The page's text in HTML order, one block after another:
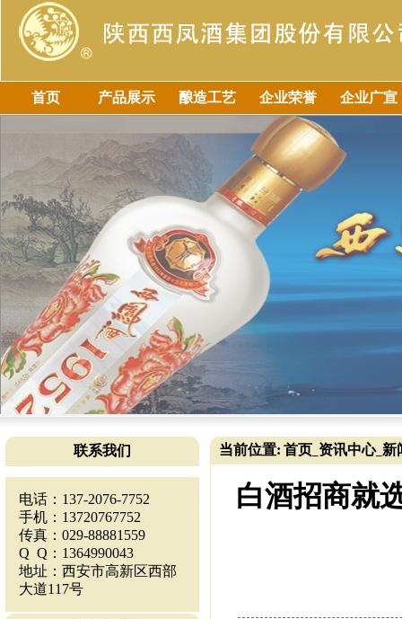
首页 产品展示 酿造工艺 企业荣誉 企业广宣
联系我们
电话：137-2076-7752
手机：13720767752
传真：029-88881559
Q Q：1364990043
地址：西安市高新区西部
大道117号
当前位置: 首页 资讯中心_ 新
白酒招商就